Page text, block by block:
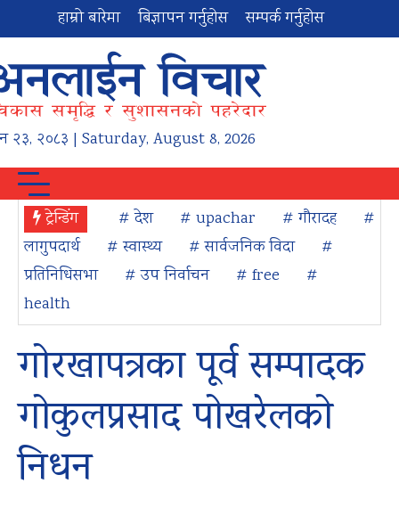
हाम्रो बारेमा बिज्ञापन गर्नुहोस सम्पर्क गर्नुहोस
२३, २०८३ | Saturday, August 8, 2026
ट्रेन्डिंग # देश # upachar # गौरादह
#
लागुपदार्थ
# स्वास्थ्य # सार्वजनिक विदा
#
प्रतिनिधिसभा
# उप निर्वाचन # free
#
health
गोरखापत्रका पूर्व सम्पादक
गोकुलप्रसाद पोखरेलको
निधन